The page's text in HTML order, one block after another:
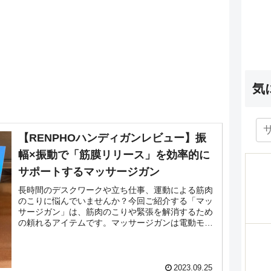
【RENPHOハンディガンレビュー】振
幅×振動で「筋膜リリース」を効率的に
サポートするマッサージガン
長時間のデスクワークや立ち仕事、運動による筋肉
のこりに悩んでいませんか？今回ご紹介する「マッ
サージガン」は、筋肉のこりや緊張を解消するため
の頼れるアイテムです。マッサージガンは電動モー
2023.09.25
気